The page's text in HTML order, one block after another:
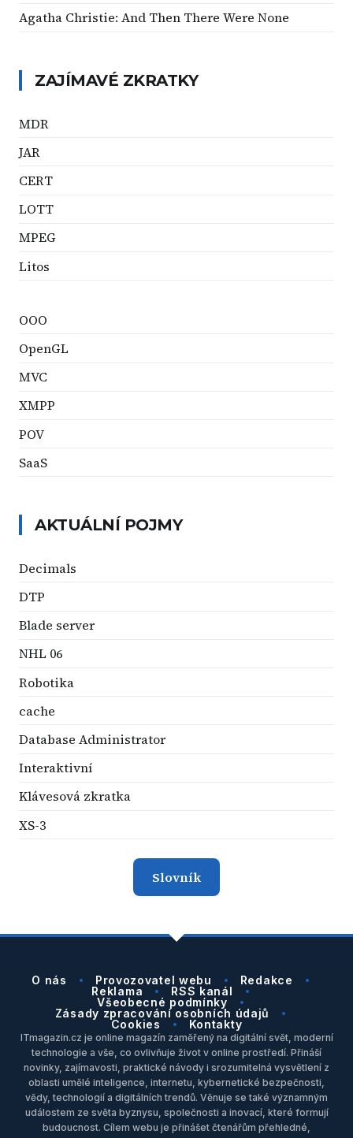
Agatha Christie: And Then There Were None
ZAJÍMAVÉ ZKRATKY
MDR
JAR
CERT
LOTT
MPEG
Litos
OOO
OpenGL
MVC
XMPP
POV
SaaS
AKTUÁLNÍ POJMY
Decimals
DTP
Blade server
NHL 06
Robotika
cache
Database Administrator
Interaktivní
Klávesová zkratka
XS-3
Slovník
O nás Provozovatel webu
Redakce
Reklama
RSS kanál
Všeobecné podmínky
Zásady zpracování osobních údajů
Cookies
Kontakty
ITmagazin.cz je online magazín zaměřený na digitální svět, moderní
technologie a vše, co ovlivňuje život v online prostředí. Přináší
novinky, zajímavosti, praktické návody i srozumitelná vysvětlení z
oblasti umělé inteligence, internetu, kybernetické bezpečnosti,
vědy, technologií a digitálních trendů. Věnuje se také významným
událostem ze světa byznysu, společnosti a inovací, které formují
budoucnost. Cílem webu je přinášet čtenářům přehledné,